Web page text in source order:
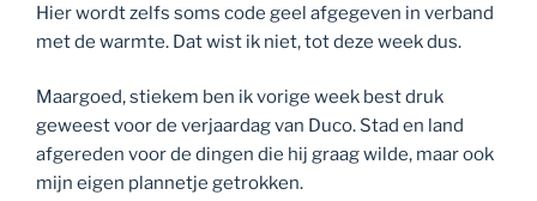
Hier wordt zelfs soms code geel afgegeven in verband
met de warmte. Dat wist ik niet, tot deze week dus.
Maargoed, stiekem ben ik vorige week best druk
geweest voor de verjaardag van Duco. Stad en land
afgereden voor de dingen die hij graag wilde, maar ook
mijn eigen plannetje getrokken.